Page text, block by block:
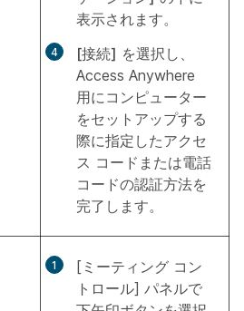
表示されます。
[接続] を選択し、
Access Anywhere
用にコンピューター
をセットアップする
際に指定したアクセ
ス コードまたは電話
コードの認証方法を
完了します。
[ミーティング コン
トロール] パネルで